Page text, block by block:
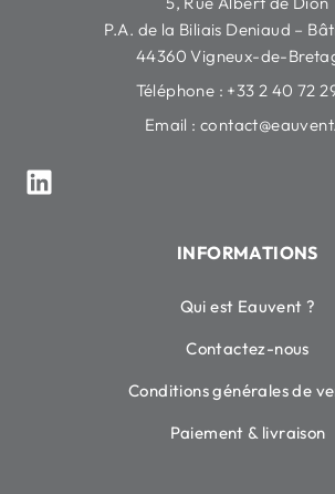
P.A. de la Biliais Deniaud –
44360 Vigneux-de-
Téléphone : +33 2 40 72
Email :
INFORMATIONS
Qui est Eauvent ?
Contactez-nous
Conditions générales de
Paiement & livraison